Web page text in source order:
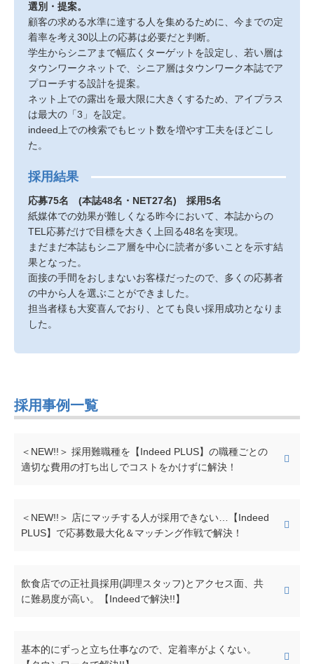
選別・提案。
顧客の求める水準に達する人を集めるために、今までの定
着率を考え30以上の応募は必要だと判断。
学生からシニアまで幅広くターゲットを設定し、若い層は
タウンワークネットで、シニア層はタウンワーク本誌でア
プローチする設計を提案。
ネット上での露出を最大限に大きくするため、アイプラス
は最大の「3」を設定。
indeed上での検索でもヒット数を増やす工夫をほどこし
た。
採用結果
応募75名 (本誌48名・NET27名) 採用5名
紙媒体での効果が難しくなる昨今において、本誌からの
TEL応募だけで目標を大きく上回る48名を実現。
まだまだ本誌もシニア層を中心に読者が多いことを示す結
果となった。
面接の手間をおしまないお客様だったので、多くの応募者
の中から人を選ぶことができました。
担当者様も大変喜んでおり、とても良い採用成功となりま
した。
採用事例一覧
＜NEW!!＞ 採用難職種を【Indeed PLUS】の職種ごとの
適切な費用の打ち出しでコストをかけずに解決！
＜NEW!!＞ 店にマッチする人が採用できない…【Indeed
PLUS】で応募数最大化＆マッチング作戦で解決！
飲食店での正社員採用(調理スタッフ)とアクセス面、共
に難易度が高い。【Indeedで解決!!】
基本的にずっと立ち仕事なので、定着率がよくない。